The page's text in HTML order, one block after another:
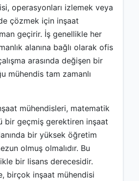
operasyonları izlemek veya
çözmek için inşaat
geçirir. İş genellikle her
alanına bağlı olarak ofis
arasında değişen bir
mühendis tam zamanlı
mühendisleri, matematik
bir geçmiş gerektiren inşaat
bir yüksek öğretim
olmuş olmalıdır. Bu
bir lisans derecesidir.
birçok inşaat mühendisi